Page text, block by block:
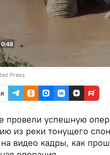
0:48
Press
провели успешную
из реки тонущего
видео кадры, как